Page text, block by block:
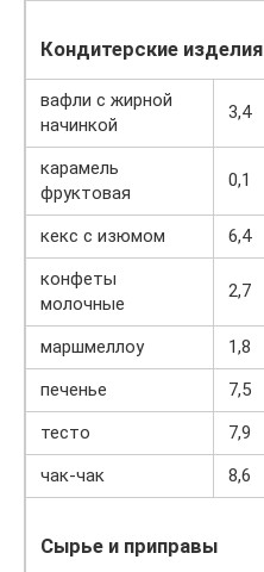
Кондитерские изделия
вафли с жирной
начинкой
3,4
карамель
фруктовая
0,1
кекс с изюмом 6,4
конфеты
молочные
2,7
маршмеллоу 1,8
печенье
7,5
тесто
7,9
чак-чак
8,6
Сырье и приправы